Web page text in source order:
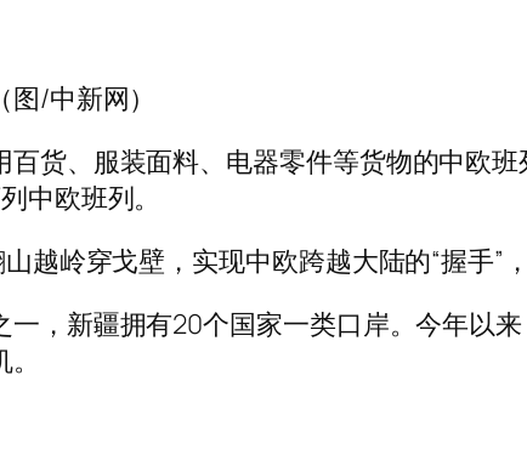
/中新网）
货、服装面料、电器零件等货物的中欧
中欧班列。
越岭穿戈壁，实现中欧跨越大陆的“握手”
，新疆拥有20个国家一类口岸。今年以